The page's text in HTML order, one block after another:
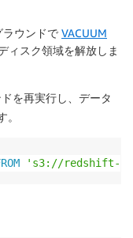
ウンドで VACUUM
ィスク領域を解放しま
を再実行し、データ
's3://redshift-